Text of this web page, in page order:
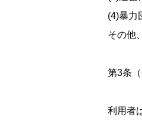
(4)暴力
その他
第3条（
利用者